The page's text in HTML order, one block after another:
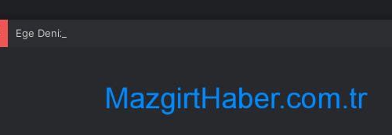
Ege Denizi’nde 4,0 büyüklüğünde deprem